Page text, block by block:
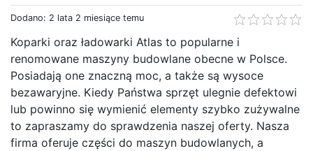
Dodano: 2 lata 2 miesiące temu
Koparki oraz ładowarki Atlas to popularne i
renomowane maszyny budowlane obecne w Polsce.
Posiadają one znaczną moc, a także są wysoce
bezawaryjne. Kiedy Państwa sprzęt ulegnie defektowi
lub powinno się wymienić elementy szybko zużywalne
to zapraszamy do sprawdzenia naszej oferty. Nasza
firma oferuje części do maszyn budowlanych, a